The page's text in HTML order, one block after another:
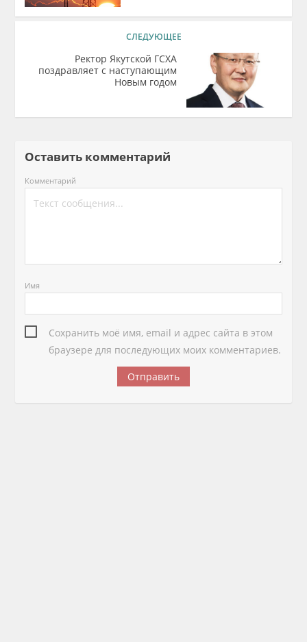
СЛЕДУЮЩЕЕ
Ректор Якутской ГСХА
поздравляет с наступающим
Новым годом
Оставить комментарий
Комментарий
Имя
Сохранить моё имя, email и адрес сайта в этом
браузере для последующих моих комментариев.